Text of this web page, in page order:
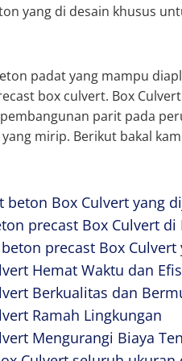
yang di desain khusus
padat yang mampu
box culvert. Box
parit pada
mirip. Berikut bakal
beton Box Culvert yang
precast Box Culvert
precast Box
Hemat Waktu dan
Berkualitas dan
Ramah Lingkungan
Mengurangi Biaya